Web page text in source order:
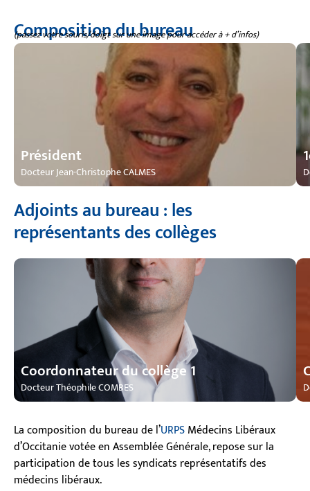
Composition du bureau
(passez votre souris/doigt sur une image pour accéder à + d’infos)
Président
Docteur Jean-Christophe CALMES
Docteur Jean-Christophe CALMES (Généraliste – Collège 1 – Dépt.
Adjoints au bureau : les
représentants des collèges
Coordonnateur du collège 1
Docteur Théophile COMBES
Coordonnateur collège des généralistes
Docteur Théophile COMBES (Généraliste – Collège 1 – Dépt. 81 | MG
La composition du bureau de l’URPSMédecins Libéraux
d’Occitanie votée en Assemblée Générale, repose sur la
participation de tous les syndicats représentatifs des
médecins libéraux.